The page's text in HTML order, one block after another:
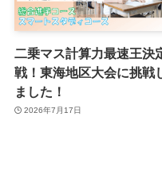
二乗マス計算力最速王決
戦！東海地区大会に挑戦
ました！
2026年7月17日